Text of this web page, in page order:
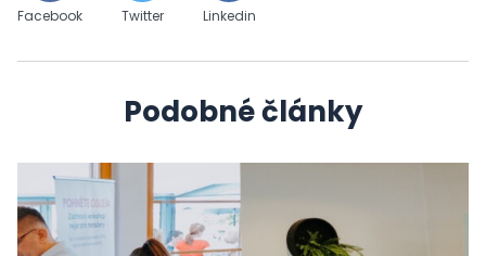
Facebook Twitter Linkedin
Podobné články